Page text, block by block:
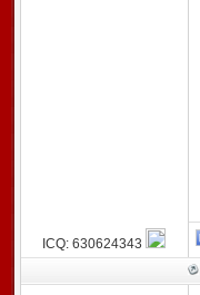
ICQ: 630624343